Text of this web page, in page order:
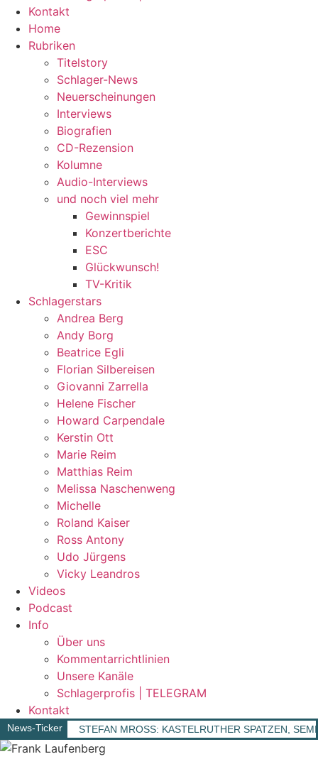
Kontakt
Home
Rubriken
Titelstory
Schlager-News
Neuerscheinungen
Interviews
Biografien
CD-Rezension
Kolumne
Audio-Interviews
und noch viel mehr
Gewinnspiel
Konzertberichte
ESC
Glückwunsch!
TV-Kritik
Schlagerstars
Andrea Berg
Andy Borg
Beatrice Egli
Florian Silbereisen
Giovanni Zarrella
Helene Fischer
Howard Carpendale
Kerstin Ott
Marie Reim
Matthias Reim
Melissa Naschenweng
Michelle
Roland Kaiser
Ross Antony
Udo Jürgens
Vicky Leandros
Videos
Podcast
Info
Über uns
Kommentarrichtlinien
Unsere Kanäle
Schlagerprofis | TELEGRAM
Kontakt
News-Ticker STEFAN MROSS: KASTELRUTHER SPATZEN,